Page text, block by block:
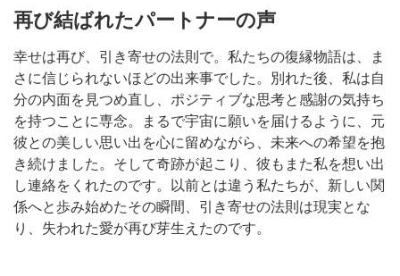
再び結ばれたパートナーの声
幸せは再び、引き寄せの法則で。私たちの復縁物語は、ま
さに信じられないほどの出来事でした。別れた後、私は自
分の内面を見つめ直し、ポジティブな思考と感謝の気持ち
を持つことに専念。まるで宇宙に願いを届けるように、元
彼との美しい思い出を心に留めながら、未来への希望を抱
き続けました。そして奇跡が起こり、彼もまた私を想い出
し連絡をくれたのです。以前とは違う私たちが、新しい関
係へと歩み始めたその瞬間、引き寄せの法則は現実とな
り、失われた愛が再び芽生えたのです。